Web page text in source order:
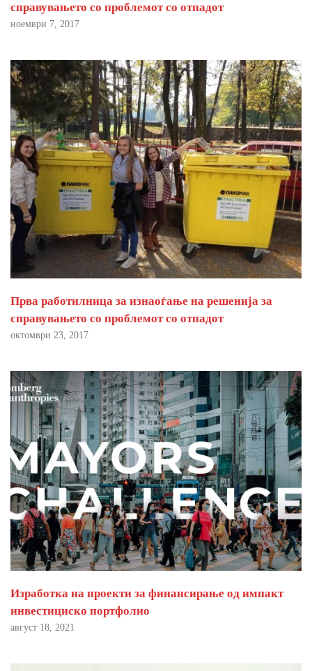
справувањето со проблемот со отпадот
ноември 7, 2017
Прва работилница за изнаоѓање на решенија за
справувањето со проблемот со отпадот
октомври 23, 2017
Изработка на проекти за финансирање од импакт
инвестициско портфолио
август 18, 2021